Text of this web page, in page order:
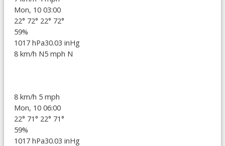
Mon, 10 03:00
22° 72° 22° 72°
59%
1017 hPa30.03 inHg
8 km/h N5 mph N
8 km/h 5 mph
Mon, 10 06:00
22° 71° 22° 71°
59%
1017 hPa30.03 inHg